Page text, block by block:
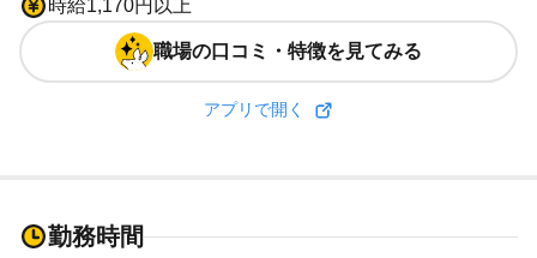
時給1,170円以上
職場の口コミ・特徴を見てみる
アプリで開く
勤務時間